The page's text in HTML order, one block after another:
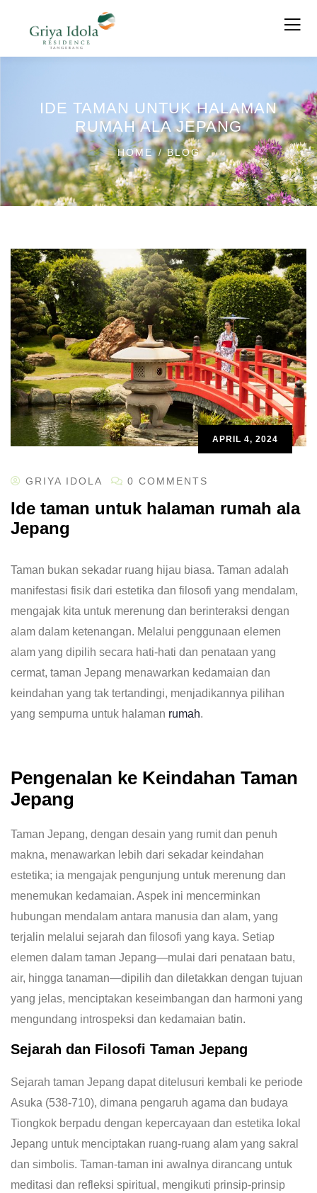
IDE TAMAN UNTUK HALAMAN
RUMAH ALA JEPANG
HOME BLOG
APRIL 4, 2024
GRIYA IDOLA 0 COMMENTS
Ide taman untuk halaman rumah ala
Jepang
Taman bukan sekadar ruang hijau biasa. Taman adalah
manifestasi fisik dari estetika dan filosofi yang mendalam,
mengajak kita untuk merenung dan berinteraksi dengan
alam dalam ketenangan. Melalui penggunaan elemen
alam yang dipilih secara hati-hati dan penataan yang
cermat, taman Jepang menawarkan kedamaian dan
keindahan yang tak tertandingi, menjadikannya pilihan
yang sempurna untuk halaman rumah.
Pengenalan ke Keindahan Taman
Jepang
Taman Jepang, dengan desain yang rumit dan penuh
makna, menawarkan lebih dari sekadar keindahan
estetika; ia mengajak pengunjung untuk merenung dan
menemukan kedamaian. Aspek ini mencerminkan
hubungan mendalam antara manusia dan alam, yang
terjalin melalui sejarah dan filosofi yang kaya. Setiap
elemen dalam taman Jepang—mulai dari penataan batu,
air, hingga tanaman—dipilih dan diletakkan dengan tujuan
yang jelas, menciptakan keseimbangan dan harmoni yang
mengundang introspeksi dan kedamaian batin.
Sejarah dan Filosofi Taman Jepang
Sejarah taman Jepang dapat ditelusuri kembali ke periode
Asuka (538-710), dimana pengaruh agama dan budaya
Tiongkok berpadu dengan kepercayaan dan estetika lokal
Jepang untuk menciptakan ruang-ruang alam yang sakral
dan simbolis. Taman-taman ini awalnya dirancang untuk
meditasi dan refleksi spiritual, mengikuti prinsip-prinsip